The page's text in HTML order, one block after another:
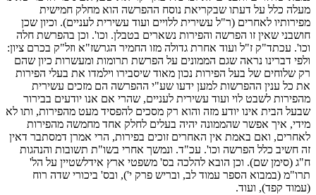
מעלה כלל על דעתו שבקריאת נוסח ההפרשה הוא מחלק חמישית
מפירותיו לאחרים (ר"ל עשירית ללויים ועוד עשירית לעניים). וכיון שכן
חושבני שאין זו הפרשה והפירות נשארים בטבלן. וכו'. וכן בהפרשת חלה
וכו'. עכתד"ק ז"ל ועוד אחרת גדולה מזו החמיר הגרשז"א וזל"ק בכרם ציון:
ולפי דברינו נראה שגם הממונים על הפרשת תרומות ומעשרות כיון שהם
רק שלוחים של בעל הפירות נכון מאוד שיסבירו וילמדו את בעלי הפירות
את כל ענין ההפרשות למען ידעו שע"י ההפרשה הם מזכים עשירית
מהפירות לשבט לוי ועוד עשירית לעניים, שהרי אם אנו יודעים בבירור
שבעל הבית אינו יודע מזה והוא רק מסכים להפסיד מעט מהפירות, ותו לא
מידי, איך אפשר שהממונה יהיה בעלים לחלק אחד מחמשה מהפירות
לאחרים, ואם באמת אין האחרים זוכים בפירות, הרי אמרן דמסתבר דאין
זה חשיב כלל הפרשה וכו'. עכ"ד. ונמשך אחרי בשו"ת תשובות והנהגות
ח"ג (סימן שם). וכן הובא להלכה בס' משפטי ארץ אידלשטיין על הל'
תרו"מ (במבוא הספר עמוד לב, ובריש פרק י'), ובס' ביכורי שדה רוח
(עמוד קפד), ועוד.